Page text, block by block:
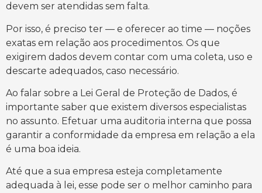
devem ser atendidas sem falta.
Por isso, é preciso ter — e oferecer ao time — noções
exatas em relação aos procedimentos. Os que
exigirem dados devem contar com uma coleta, uso e
descarte adequados, caso necessário.
Ao falar sobre a Lei Geral de Proteção de Dados, é
importante saber que existem diversos especialistas
no assunto. Efetuar uma auditoria interna que possa
garantir a conformidade da empresa em relação a ela
é uma boa ideia.
Até que a sua empresa esteja completamente
adequada à lei, esse pode ser o melhor caminho para